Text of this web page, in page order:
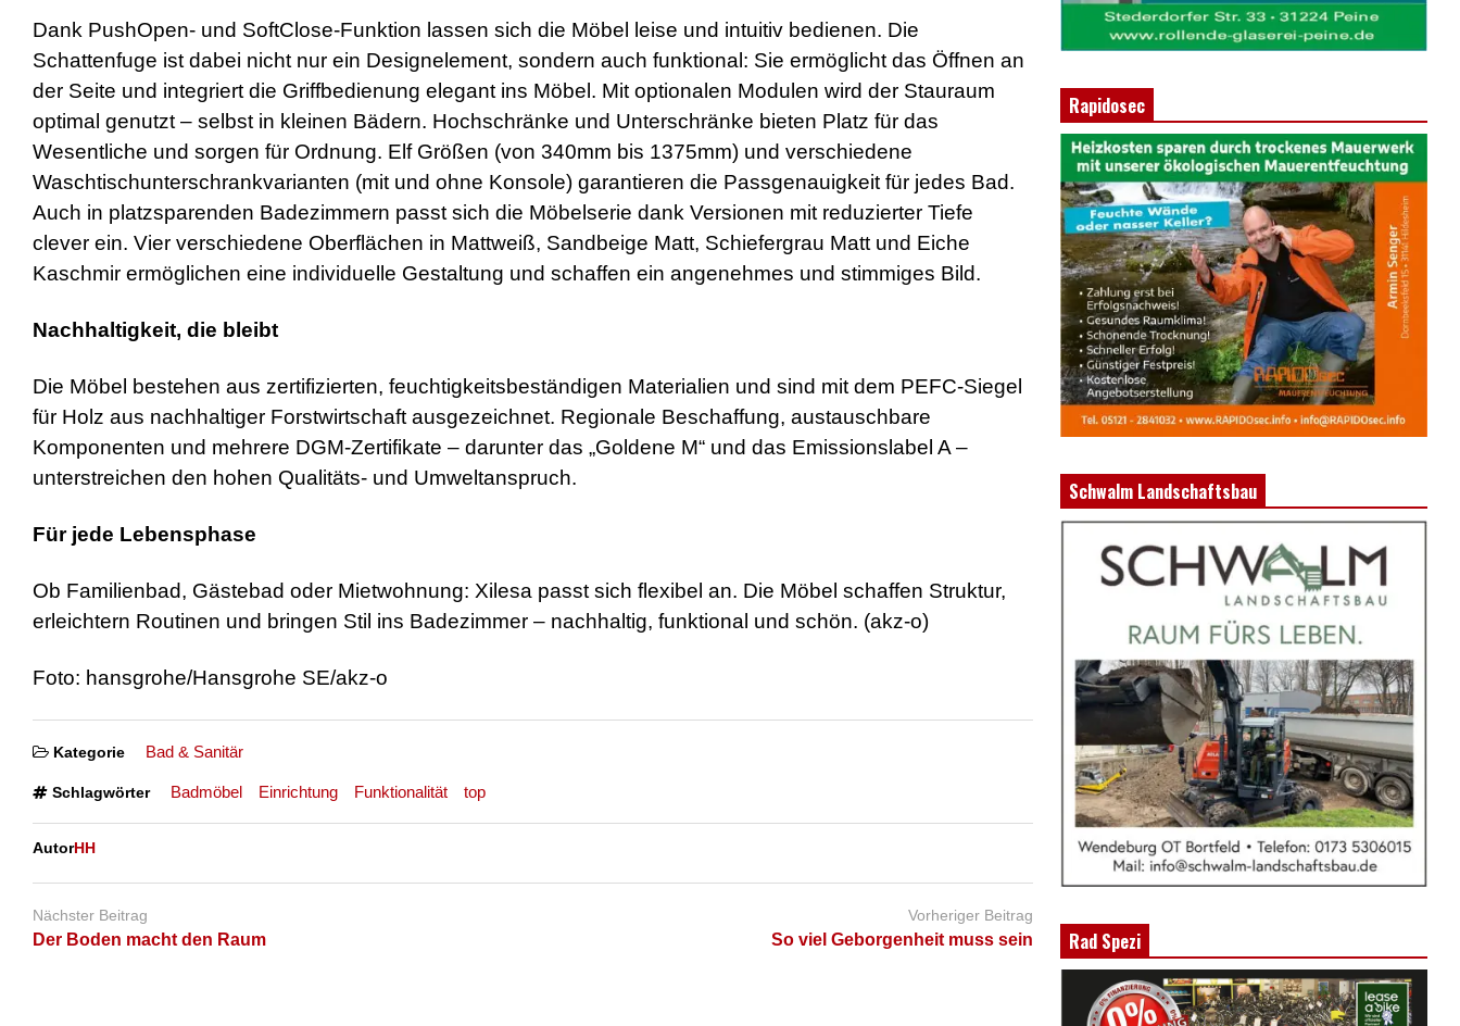
Dank PushOpen- und SoftClose-Funktion lassen sich die Möbel leise und intuitiv bedienen. Die
Schattenfuge ist dabei nicht nur ein Designelement, sondern auch funktional: Sie ermöglicht das Öffnen an
der Seite und integriert die Griffbedienung elegant ins Möbel. Mit optionalen Modulen wird der Stauraum
optimal genutzt – selbst in kleinen Bädern. Hochschränke und Unterschränke bieten Platz für das
Wesentliche und sorgen für Ordnung. Elf Größen (von 340mm bis 1375mm) und verschiedene
Waschtischunterschrankvarianten (mit und ohne Konsole) garantieren die Passgenauigkeit für jedes Bad.
Auch in platzsparenden Badezimmern passt sich die Möbelserie dank Versionen mit reduzierter Tiefe
clever ein. Vier verschiedene Oberflächen in Mattweiß, Sandbeige Matt, Schiefergrau Matt und Eiche
Kaschmir ermöglichen eine individuelle Gestaltung und schaffen ein angenehmes und stimmiges Bild.
Nachhaltigkeit, die bleibt
Die Möbel bestehen aus zertifizierten, feuchtigkeitsbeständigen Materialien und sind mit dem PEFC-Siegel
für Holz aus nachhaltiger Forstwirtschaft ausgezeichnet. Regionale Beschaffung, austauschbare
Komponenten und mehrere DGM-Zertifikate – darunter das „Goldene M“ und das Emissionslabel A –
unterstreichen den hohen Qualitäts- und Umweltanspruch.
Für jede Lebensphase
Ob Familienbad, Gästebad oder Mietwohnung: Xilesa passt sich flexibel an. Die Möbel schaffen Struktur,
erleichtern Routinen und bringen Stil ins Badezimmer – nachhaltig, funktional und schön. (akz-o)
Foto: hansgrohe/Hansgrohe SE/akz-o
Kategorie Bad & Sanitär
Schlagwörter Badmöbel Einrichtung Funktionalität top
AutorHH
Nächster Beitrag
Der Boden macht den Raum
Vorheriger Beitrag
So viel Geborgenheit muss sein
Rapidosec
Schwalm Landschaftsbau
Rad Spezi